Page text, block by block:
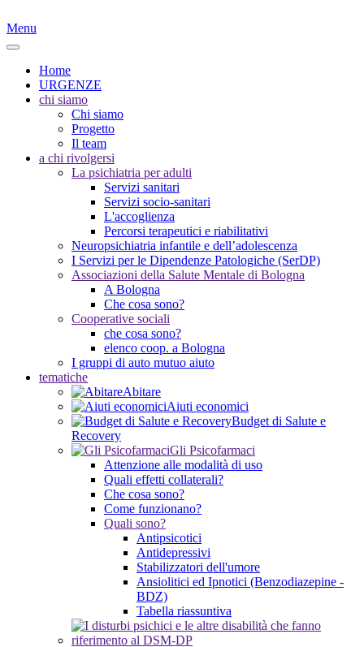
Menu
Home
URGENZE
chi siamo
Chi siamo
Progetto
Il team
a chi rivolgersi
La psichiatria per adulti
Servizi sanitari
Servizi socio-sanitari
L'accoglienza
Percorsi terapeutici e riabilitativi
Neuropsichiatria infantile e dell’adolescenza
I Servizi per le Dipendenze Patologiche (SerDP)
Associazioni della Salute Mentale di Bologna
A Bologna
Che cosa sono?
Cooperative sociali
che cosa sono?
elenco coop. a Bologna
I gruppi di auto mutuo aiuto
tematiche
Abitare
Aiuti economici
Budget di Salute e
Recovery
Gli Psicofarmaci
Attenzione alle modalità di uso
Quali effetti collaterali?
Che cosa sono?
Come funzionano?
Quali sono?
Antipsicotici
Antidepressivi
Stabilizzatori dell'umore
Ansiolitici ed Ipnotici (Benzodiazepine -
BDZ)
Tabella riassuntiva